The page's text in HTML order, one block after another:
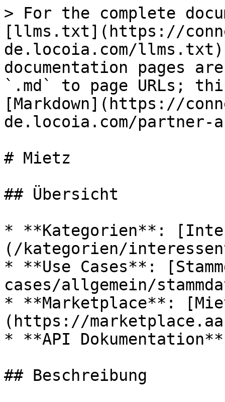
> For the complete
[llms.txt](https://
de.locoia.com/
documentation pages
`.md` to page URLs;
[Markdown](https://
de.locoia.com/partner-
# Mietz
## Übersicht
* **Kategorien**:
(/kategorien/
* **Use Cases**:
cases/allgemein/
* **Marketplace**:
(https://
* **API
## Beschreibung